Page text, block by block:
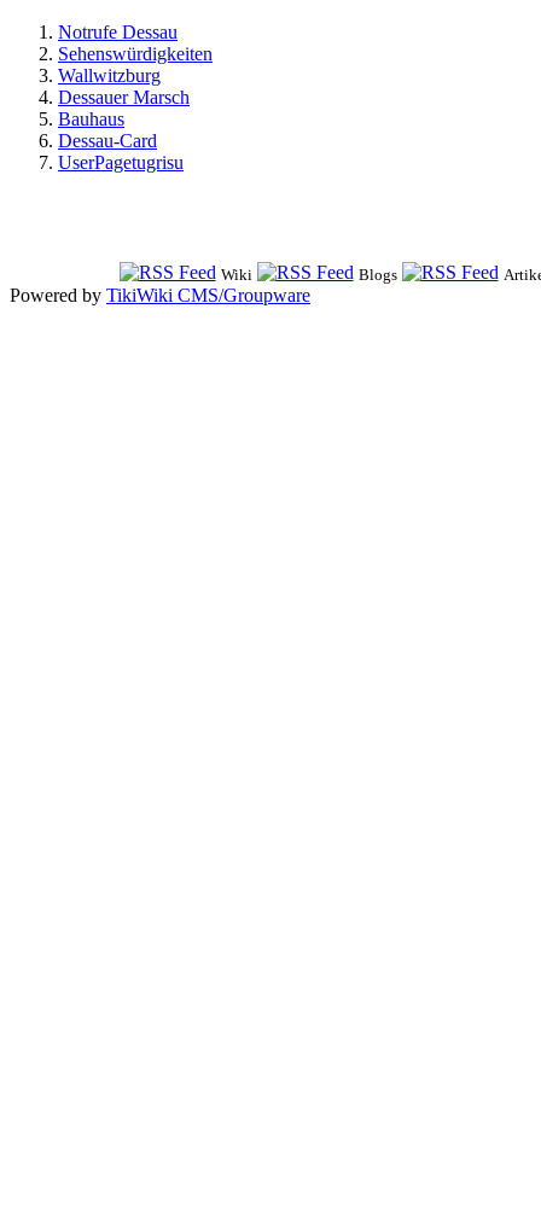
Notrufe Dessau
Sehenswürdigkeiten
Wallwitzburg
Dessauer Marsch
Bauhaus
Dessau-Card
UserPagetugrisu
Wiki Blogs
Powered by TikiWiki CMS/Groupware